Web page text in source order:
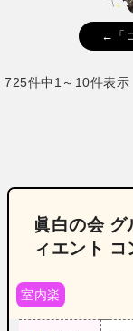
←「
725件中1～10件表示
眞白の会
ィエント
室内楽